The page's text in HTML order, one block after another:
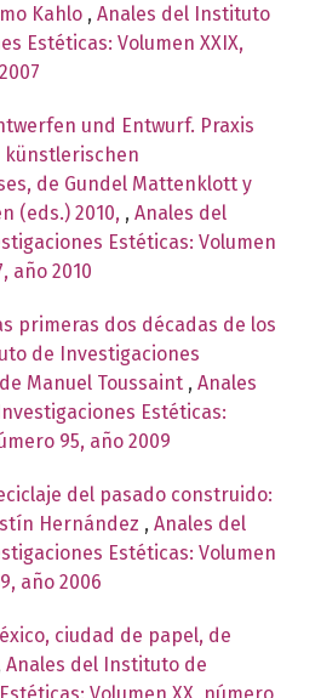
Kahlo , Anales del Instituto
Estéticas: Volumen XXIX,
und Entwurf. Praxis
künstlerischen
de Gundel Mattenklott y
(eds.) 2010, , Anales del
Estéticas: Volumen
año 2010
primeras dos décadas de los
de Investigaciones
Manuel Toussaint , Anales
Estéticas:
95, año 2009
del pasado construido:
Hernández , Anales del
Estéticas: Volumen
año 2006
ciudad de papel, de
Anales del Instituto de
Volumen XX, número